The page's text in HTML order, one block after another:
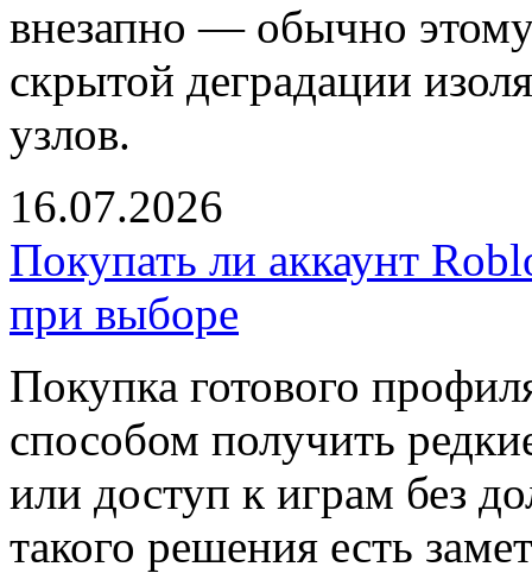
внезапно — обычно
скрытой деградации
узлов.
16.07.2026
Покупать ли аккаунт
при выборе
Покупка готового
способом получить
или доступ к играм без
такого решения есть